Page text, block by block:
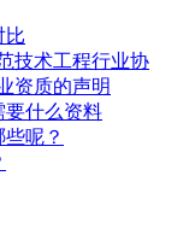
比
技术工程行业协
资质的声明
要什么资料
呢？